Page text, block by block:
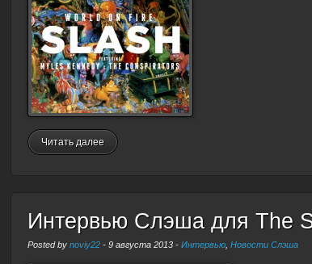
Читать далее
Интервью Слэша для The
Posted bynoviy22 -9 августа 2013 -Интервью ,Новости Слэша